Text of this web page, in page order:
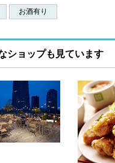
お酒有り
ショップも見ています